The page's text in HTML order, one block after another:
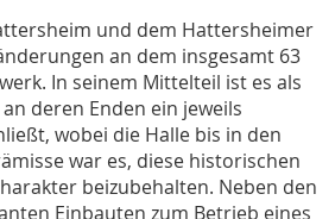
und dem Hattersheimer
an dem insgesamt 63
In seinem Mittelteil ist es als
deren Enden ein jeweils
wobei die Halle bis in den
war es, diese historischen
beizubehalten. Neben den
Einbauten zum Betrieb eines